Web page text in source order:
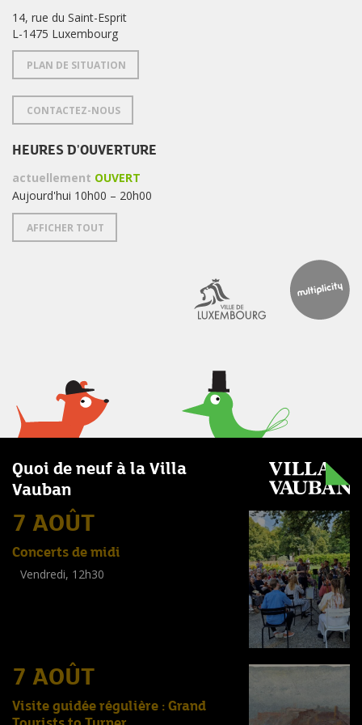
14, rue du Saint-Esprit
L-1475 Luxembourg
PLAN DE SITUATION
CONTACTEZ-NOUS
HEURES D'OUVERTURE
actuellement OUVERT
Aujourd'hui 10h00 – 20h00
AFFICHER TOUT
Quoi de neuf à la Villa
Vauban
7 AOÛT
Concerts de midi
Vendredi, 12h30
7 AOÛT
Visite guidée régulière : Grand